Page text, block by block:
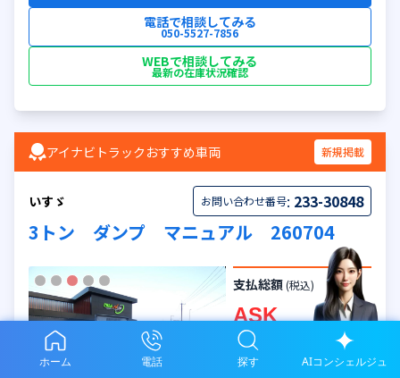
電話で相談してみる
050-5527-7856
WEBで相談してみる
最新の在庫状況確認
アイナビトラックおすすめ車両 新規掲載
いすゞ お問い合わせ番号: 233-30848
3トン ダンプ マニュアル 260704
支払総額 (税込)
ASK
車両本体価格
ホーム 電話 探す AIコンシェルジュ